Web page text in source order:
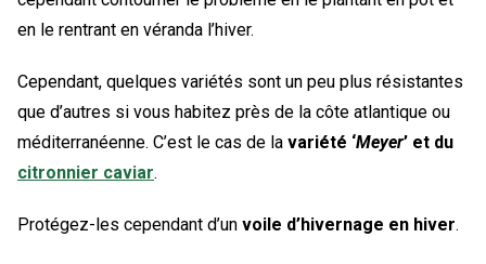
en le rentrant en véranda l’hiver.
Cependant, quelques variétés sont un peu plus résistantes
que d’autres si vous habitez près de la côte atlantique ou
méditerranéenne. C’est le cas de la variété ‘Meyer’ et du
citronnier caviar.
Protégez-les cependant d’un voile d’hivernage en hiver.